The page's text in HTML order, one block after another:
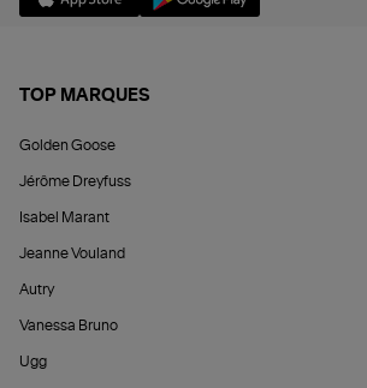
TOP MARQUES
Golden Goose
Jérôme Dreyfuss
Isabel Marant
Jeanne Vouland
Autry
Vanessa Bruno
Ugg